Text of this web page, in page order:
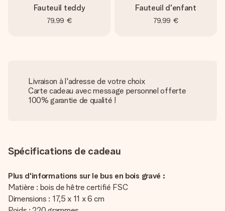
Fauteuil teddy
79,99 €
Fauteuil d'enfant
79,99 €
Livraison à l'adresse de votre choix
Carte cadeau avec message personnel offerte
100% garantie de qualité !
Spécifications de cadeau
Plus d'informations sur le bus en bois gravé :
Matière : bois de hêtre certifié FSC
Dimensions : 17,5 x 11 x 6 cm